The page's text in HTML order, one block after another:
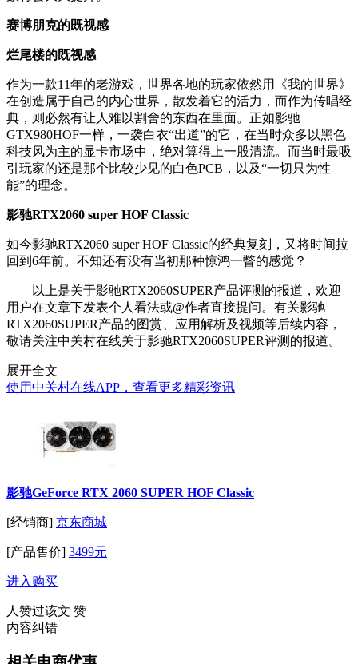
赛博朋克的既视感
烂尾楼的既视感
作为一款11年的老游戏，世界各地的玩家依然用《我的世界》
在创造属于自己的内心世界，散发着它的活力，而作为传唱经
典，则必然有让人难以割舍的东西在里面。正如影驰
GTX980HOF一样，一袭白衣“出道”的它，在当时众多以黑色
科技风为主的显卡市场中，绝对算得上一股清流。而当时最吸
引玩家的还是那个比较少见的白色PCB，以及“一切只为性
能”的理念。
影驰RTX2060 super HOF Classic
如今影驰RTX2060 super HOF Classic的经典复刻，又将时间拉
回到6年前。不知还有没有当初那种惊鸿一瞥的感觉？
以上是关于影驰RTX2060SUPER产品评测的报道，欢迎
用户在文章下发表个人看法或@作者直接提问。有关影驰
RTX2060SUPER产品的图赏、应用解析及视频等后续内容，
敬请关注中关村在线关于影驰RTX2060SUPER评测的报道。
展开全文
使用中关村在线APP，查看更多精彩资讯
影驰GeForce RTX 2060 SUPER HOF Classic
[经销商] 京东商城
[产品售价] 3499元
进入购买
人赞过该文 赞
内容纠错